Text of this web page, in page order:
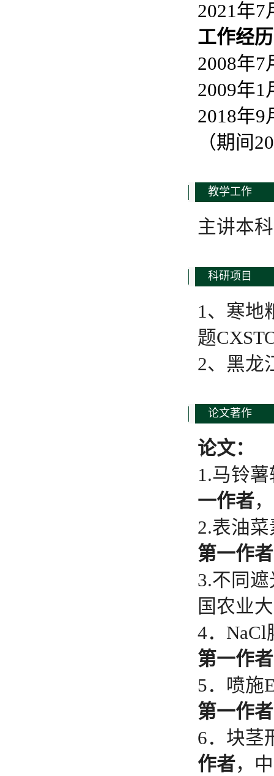
2021年7
工作经
2008年
2009年
2018年
（期间
教学工作
主讲本
科研项目
1、寒地
题
2、黑龙
论文著作
论文：
1.马铃
一作者
2.表油
第一作者
3.不同
国农业
4．
第一作者
5．喷施
第一作者
6．块茎
作者，